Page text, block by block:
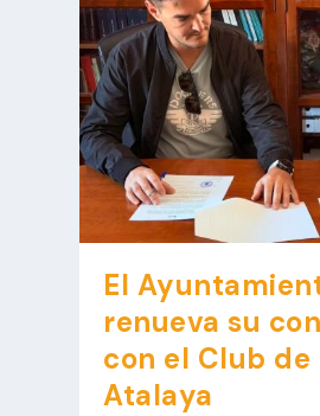
El
renueva su
con el Club de
Atalaya